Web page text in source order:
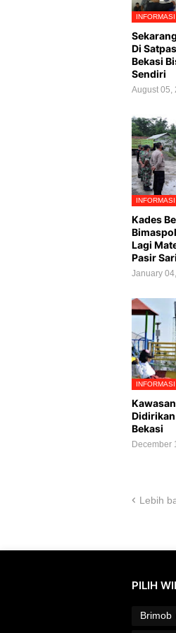
Di
Bekasi
Sendiri
August 05,
Kades
Lagi
Pasir Sari
January
Bekasi
December
Lebih
PILIH
Brimob